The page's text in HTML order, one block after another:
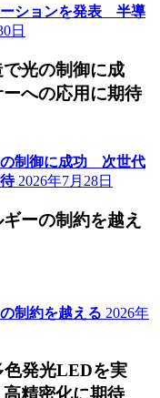
ーションを発表 半導
日
光の制御に成
への応用に期待
の制御に成功 次世代
2026年7月28日
ーの制約を越え
制約を越える 2026年
色発光LEDを実